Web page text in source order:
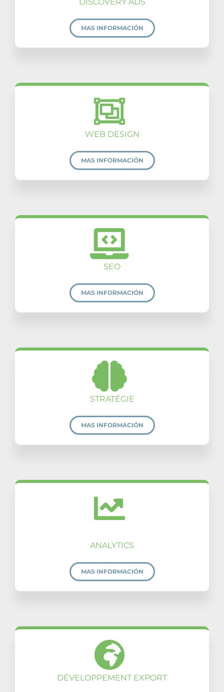
MAS INFORMACIÓN
WEB DESIGN
MAS INFORMACIÓN
SEO
MAS INFORMACIÓN
STRATÉGIE
MAS INFORMACIÓN
ANALYTICS
MAS INFORMACIÓN
DÉVELOPPEMENT EXPORT